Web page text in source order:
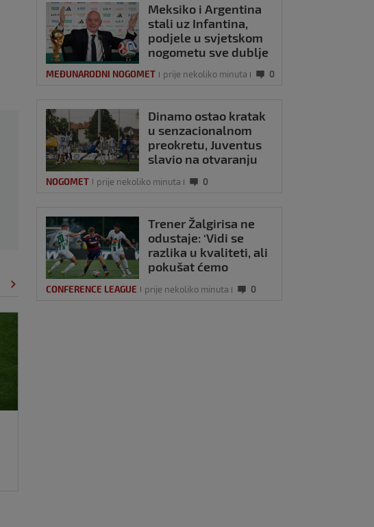
Meksiko i Argentina
stali uz Infantina,
podjele u svjetskom
nogometu sve dublje
MEĐUNARODNI NOGOMET prije nekoliko minuta 0
Dinamo ostao kratak
u senzacionalnom
preokretu, Juventus
slavio na otvaranju
NOGOMET prije nekoliko minuta 0
Trener Žalgirisa ne
odustaje: ‘Vidi se
razlika u kvaliteti, ali
pokušat ćemo
Poljudu’
CONFERENCE LEAGUE prije nekoliko minuta 0